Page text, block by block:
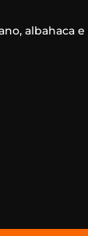
albahaca